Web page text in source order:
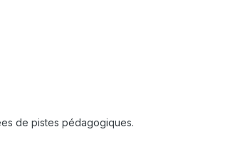
de pistes pédagogiques.